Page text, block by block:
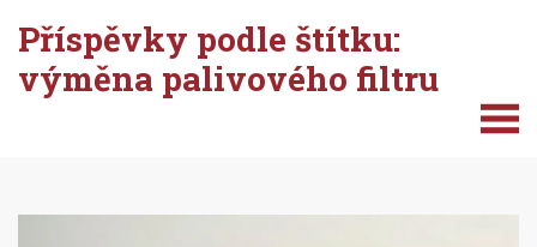
Příspěvky podle štítku:
výměna palivového filtru